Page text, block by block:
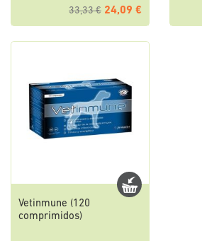
33,33 € 24,09 €
Vetinmune (120
comprimidos)